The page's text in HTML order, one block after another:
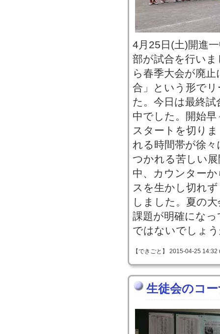
4月25日(土)開進
部が試合を行い
ら春季大会が廃
合」という形で
た。今日は最終
中でした。開始
スタートを切り
れる時間帯が徐
つかれる苦しい
中、カウンター
スを生かし切れ
しました。夏の
課題が明確にな
ではないでしょ
【できごと】 2015-04-25
生徒会のコ